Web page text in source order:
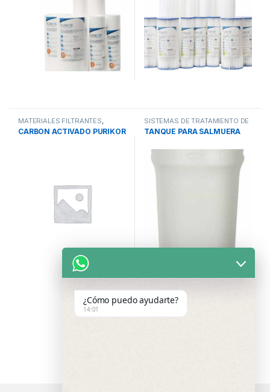
MATERIALES FILTRANTES
MEDIAS FILTRANTES ,SISTEMAS
DE TRATAMIENTO DE AGUA
CARBON ACTIVADO PURIKOR
SISTEMAS DE TRATAMIENTO DE
AGUA,TANQUES DE SALMUERA
TANQUES Y COMPONENTES
TANQUE PARA SALMUERA
¿Cómo puedo ayudarte?
14:01